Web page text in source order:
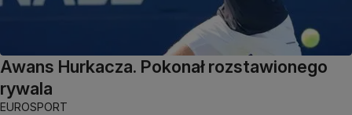
Awans Hurkacza. Pokonał rozstawionego
rywala
EUROSPORT